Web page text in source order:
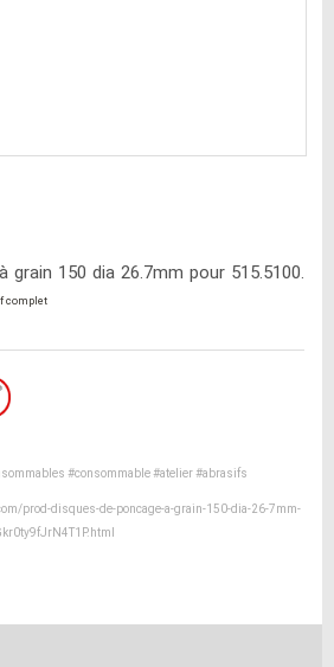
grain 150 dia 26.7mm pour 515.5100.
complet
#consommable#atelier#abrasifs
prod-disques-de-poncage-a-grain-150-dia-26-7mm-